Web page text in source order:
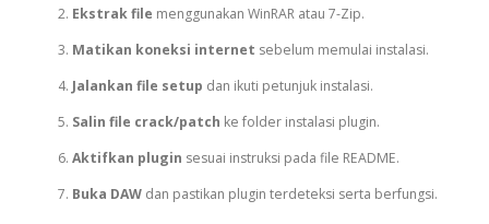
Ekstrak file menggunakan WinRAR atau 7-Zip.
Matikan koneksi internet sebelum memulai instalasi.
Jalankan file setup dan ikuti petunjuk instalasi.
Salin file crack/patch ke folder instalasi plugin.
Aktifkan plugin sesuai instruksi pada file README.
Buka DAWdan pastikan plugin terdeteksi serta berfungsi.